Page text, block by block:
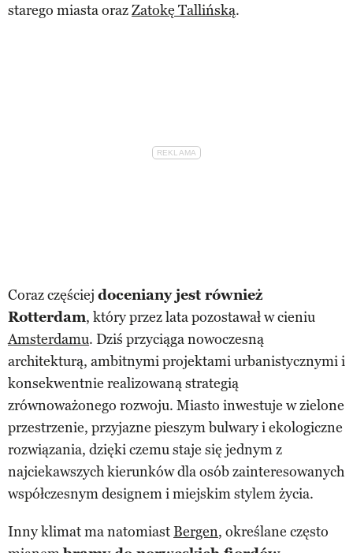
starego miasta orazZatokę Tallińską.
Coraz częściej doceniany jest również
Rotterdam, który przez lata pozostawał w cieniu
Amsterdamu. Dziś przyciąga nowoczesną
architekturą, ambitnymi projektami urbanistycznymi i
konsekwentnie realizowaną strategią
zrównoważonego rozwoju. Miasto inwestuje w zielone
przestrzenie, przyjazne pieszym bulwary i ekologiczne
rozwiązania, dzięki czemu staje się jednym z
najciekawszych kierunków dla osób zainteresowanych
współczesnym designem i miejskim stylem życia.
Inny klimat ma natomiastBergen, określane często